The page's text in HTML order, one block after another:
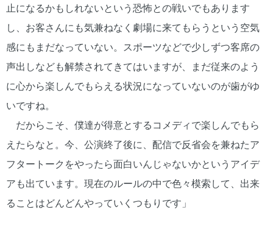
止になるかもしれないという恐怖との戦いでもあります
し、お客さんにも気兼ねなく劇場に来てもらうという空気
感にもまだなっていない。スポーツなどで少しずつ客席の
声出しなども解禁されてきてはいますが、まだ従来のよう
に心から楽しんでもらえる状況になっていないのが歯がゆ
いですね。
だからこそ、僕達が得意とするコメディで楽しんでもら
えたらなと。今、公演終了後に、配信で反省会を兼ねたア
フタートークをやったら面白いんじゃないかというアイデ
アも出ています。現在のルールの中で色々模索して、出来
ることはどんどんやっていくつもりです」